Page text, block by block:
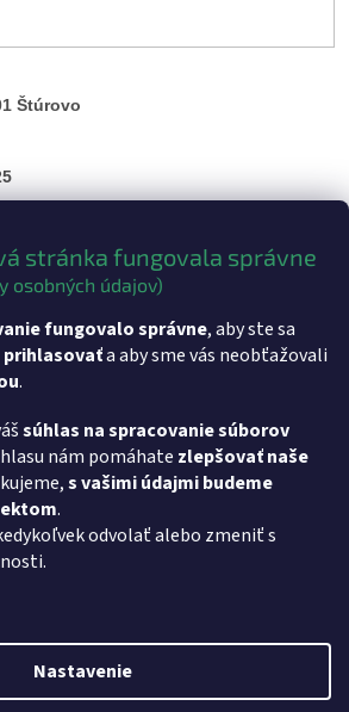
stránka fungovala správne
osobných údajov)
fungovalo správne, aby ste sa
prihlasovaťa aby sme vás neobťažovali
.
súhlas na spracovanie súborov
nám pomáhate zlepšovať naše
s vašimi údajmi budeme
.
odvolať alebo zmeniť s
Nastavenie
Štúrovo
Štúrovo
pracovnú plochu AnyDesk
pracovnú plochu TeamViewer
Vytvoril Shoptet